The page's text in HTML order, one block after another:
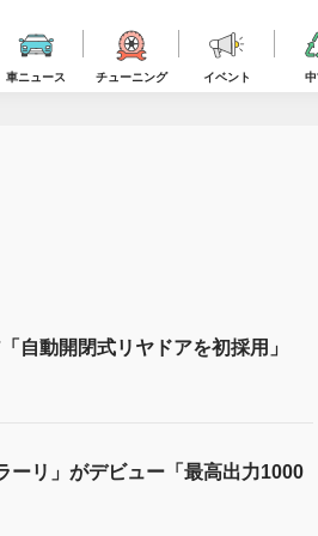
車ニュース チューニング イベント
自動開閉式リヤドアを初採用」
ーリ」がデビュー「最高出力1000